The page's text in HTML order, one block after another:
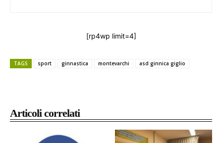
Articoli correlati
[rp4wp limit=4]
TAGS sport ginnastica montevarchi asd ginnica giglio